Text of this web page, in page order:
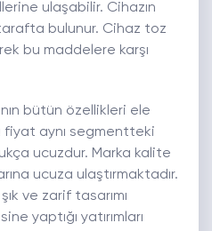
ulaşabilir. Cihazın
bulunur. Cihaz toz
bu maddelere karşı
bütün özellikleri ele
fiyat aynı segmentteki
ucuzdur. Marka kalite
ucuza ulaştırmaktadır.
ve zarif tasarımı
yaptığı yatırımları